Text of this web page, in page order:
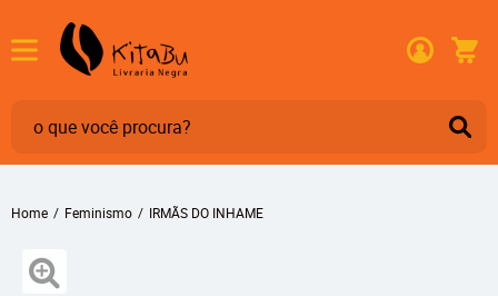
Home Feminismo IRMÃS DO INHAME